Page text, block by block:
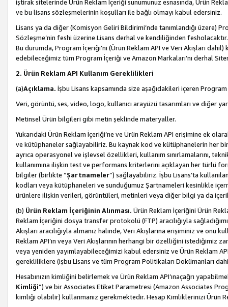
iştirak sitelerinde Ürün Reklam İçeriği sunumunuz esnasında, Ürün
ve bu lisans sözleşmelerinin koşulları ile bağlı olmayı kabul edersiniz.
Lisans ya da diğer (Komisyon Geliri Bildirimi’nde tanımlandığı üzere)
Sözleşme’nin feshi üzerine Lisans derhal ve kendiliğinden
Bu durumda, Program İçeriği’ni (Ürün Reklam API ve Veri Akışları
edebileceğimiz tüm Program İçeriği ve Amazon Markaları’nı derhal
2. Ürün Reklam API Kullanım Gereklilikleri
(a)Açıklama. İşbu Lisans kapsamında size aşağıdakileri içeren
Veri, görüntü, ses, video, logo, kullanıcı arayüzü tasarımları ve diğer
Metinsel Ürün bilgileri gibi metin şeklinde materyaller.
Yukarıdaki Ürün Reklam İçeriği’ne ve Ürün Reklam API erişimine ek
ve kütüphaneler sağlayabiliriz. Bu kaynak kod ve kütüphanelerin her
ayrıca operasyonel ve işlevsel özellikleri, kullanım sınırlamalarını,
kullanımına ilişkin test ve performans kriterlerini açıklayan her türlü
bilgiler (birlikte “Şartnameler”) sağlayabiliriz. İşbu Lisans’ta
kodları veya kütüphaneleri ve sunduğumuz Şartnameleri kesinlikle
ürünlere ilişkin verileri, görüntüleri, metinleri veya diğer bilgi ya da
(b) Ürün Reklam İçeriğinin Alınması. Ürün Reklam İçeriğini Ürün
Reklam İçeriğini dosya transfer protokolü (FTP) aracılığıyla
Akışları aracılığıyla almanız halinde, Veri Akışlarına erişiminiz ve onu
Reklam API’ın veya Veri Akışlarının herhangi bir özelliğini
veya yeniden yayımlayabileceğimizi kabul edersiniz ve Ürün Reklam
gerekliliklere (işbu Lisans ve tüm Program Politikaları Dokümanları
Hesabınızın kimliğini belirlemek ve Ürün Reklam API’ınaçağrı
Kimliği”) ve bir Associates Etiket Parametresi (Amazon Associates
kimliği olabilir) kullanmanız gerekmektedir. Hesap Kimliklerinizi Ürün